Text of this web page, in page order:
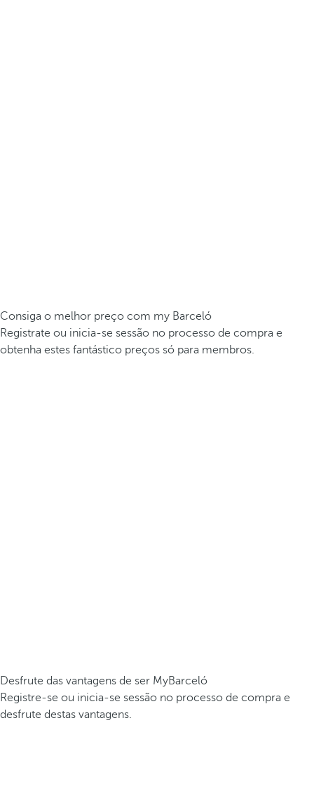
Consiga o melhor preço com my Barceló
Registrate ou inicia-se sessão no processo de compra e
obtenha estes fantástico preços só para membros.
Desfrute das vantagens de ser MyBarceló
Registre-se ou inicia-se sessão no processo de compra e
desfrute destas vantagens.